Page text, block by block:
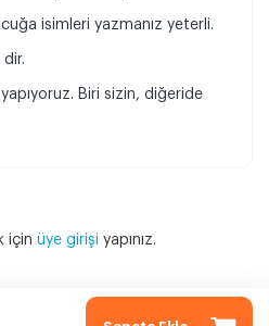
isimleri yazmanız yeterli.
Biri sizin, diğeride
için üye girişi yapınız.